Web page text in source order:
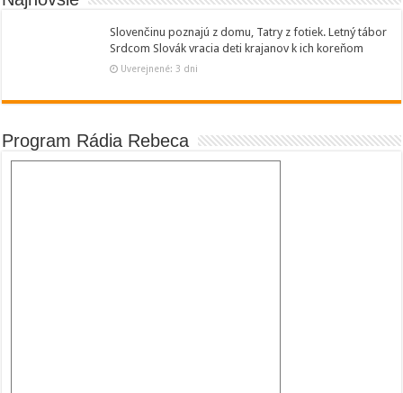
Slovenčinu poznajú z domu, Tatry z fotiek. Letný tábor
Srdcom Slovák vracia deti krajanov k ich koreňom
Uverejnené: 3 dni
Program Rádia Rebeca